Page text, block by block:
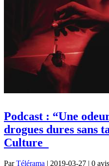
Podcast : “Une
drogues dures sans
Culture
ParTélérama | 2019-03-27 | 0 avis